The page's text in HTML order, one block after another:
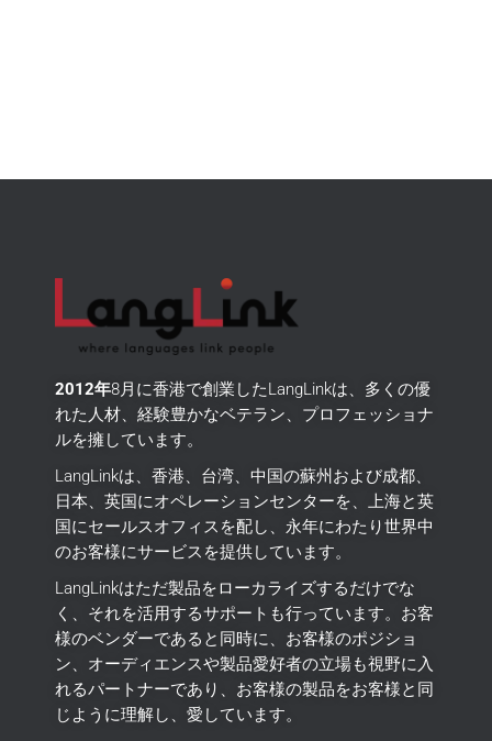
2012年8月に香港で創業したLangLinkは、多くの優
れた人材、経験豊かなベテラン、プロフェッショナ
ルを擁しています。
LangLinkは、香港、台湾、中国の蘇州および成都、
日本、英国にオペレーションセンターを、上海と英
国にセールスオフィスを配し、永年にわたり世界中
のお客様にサービスを提供しています。
LangLinkはただ製品をローカライズするだけでな
く、それを活用するサポートも行っています。 お客
様のベンダーであると同時に、お客様のポジショ
ン、オーディエンスや製品愛好者の立場も視野に入
れるパートナーであり、お客様の製品をお客様と同
じように理解し、愛しています。